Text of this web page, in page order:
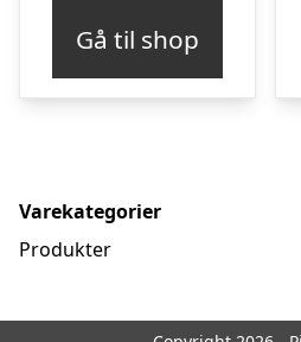
kr. 3.898,02.kr.
Gå til shop
Varekategorier
Produkter